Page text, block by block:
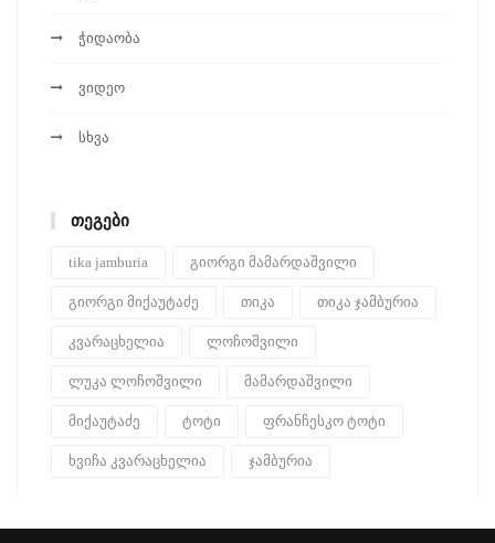
ჭიდაობა
ვიდეო
სხვა
ᲗᲔᲒᲔᲑᲘ
tika jamburia გიორგი მამარდაშვილი
გიორგი მიქაუტაძე თიკა თიკა ჯამბურია
კვარაცხელია ლოჩოშვილი
ლუკა ლოჩოშვილი მამარდაშვილი
მიქაუტაძე ტოტი ფრანჩესკო ტოტი
ხვიჩა კვარაცხელია ჯამბურია